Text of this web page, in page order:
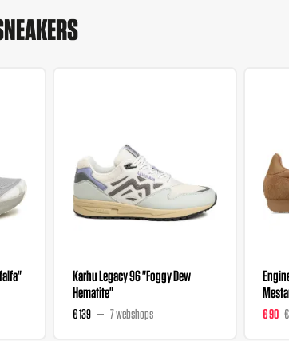
Karhu Legacy 96 "Foggy Dew
Hematite"
€ 139 7 webshops € 90